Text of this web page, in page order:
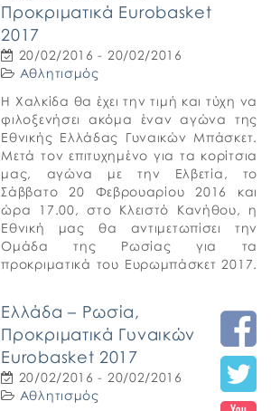
Προκριματικά Eurobasket
2017
20/02/2016 - 20/02/2016
Αθλητισμός
Η Χαλκίδα θα έχει την τιμή και τύχη να
φιλοξενήσει ακόμα έναν αγώνα της
Εθνικής Ελλάδας Γυναικών Μπάσκετ.
Μετά τον επιτυχημένο για τα κορίτσια
μας, αγώνα με την Ελβετία, το
Σάββατο 20 Φεβρουαρίου 2016 και
ώρα 17.00, στο Κλειστό Κανήθου, η
Εθνική μας θα αντιμετωπίσει την
Ομάδα της Ρωσίας για τα
προκριματικά του Ευρωμπάσκετ 2017.
Ελλάδα – Ρωσία,
Προκριματικά Γυναικών
Eurobasket 2017
20/02/2016 - 20/02/2016
Αθλητισμός